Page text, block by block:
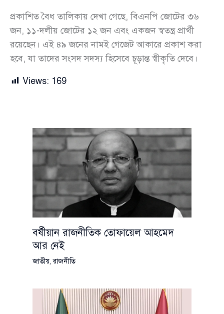
প্রকাশিত বৈধ তালিকায় দেখা গেছে, বিএনপি জোটের ৩৬
জন, ১১-দলীয় জোটের ১২ জন এবং একজন স্বতন্ত্র প্রার্থী
রয়েছেন। এই ৪৯ জনের নামই গেজেট আকারে প্রকাশ করা
হবে, যা তাদের সংসদ সদস্য হিসেবে চূড়ান্ত স্বীকৃতি দেবে।
Views: 169
বর্ষীয়ান রাজনীতিক তোফায়েল আহমেদ
আর নেই
জাতীয়,রাজনীতি